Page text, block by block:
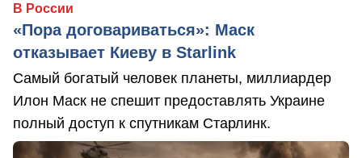
В России
«Пора договариваться»: Маск
отказывает Киеву в Starlink
Самый богатый человек планеты, миллиардер
Илон Маск не спешит предоставлять Украине
полный доступ к спутникам Старлинк.